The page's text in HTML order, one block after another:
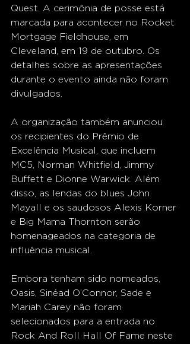
Quest. A cerimônia de posse está
marcada para acontecer no Rocket
Mortgage Fieldhouse, em
Cleveland, em 19 de outubro. Os
detalhes sobre as apresentações
durante o evento ainda não foram
divulgados.
A organização também anunciou
os recipientes do Prêmio de
Excelência Musical, que incluem
MC5, Norman Whitfield, Jimmy
Buffett e Dionne Warwick. Além
disso, as lendas do blues John
Mayall e os saudosos Alexis Korner
e Big Mama Thornton serão
homenageados na categoria de
influência musical.
Embora tenham sido nomeados,
Oasis, Sinéad O’Connor, Sade e
Mariah Carey não foram
selecionados para a entrada no
Rock And Roll Hall Of Fame neste